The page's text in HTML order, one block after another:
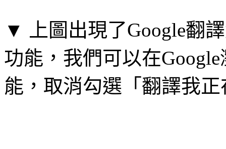
▼ 上圖出現了Google翻
功能，我們可以在
能，取消勾選「翻譯我